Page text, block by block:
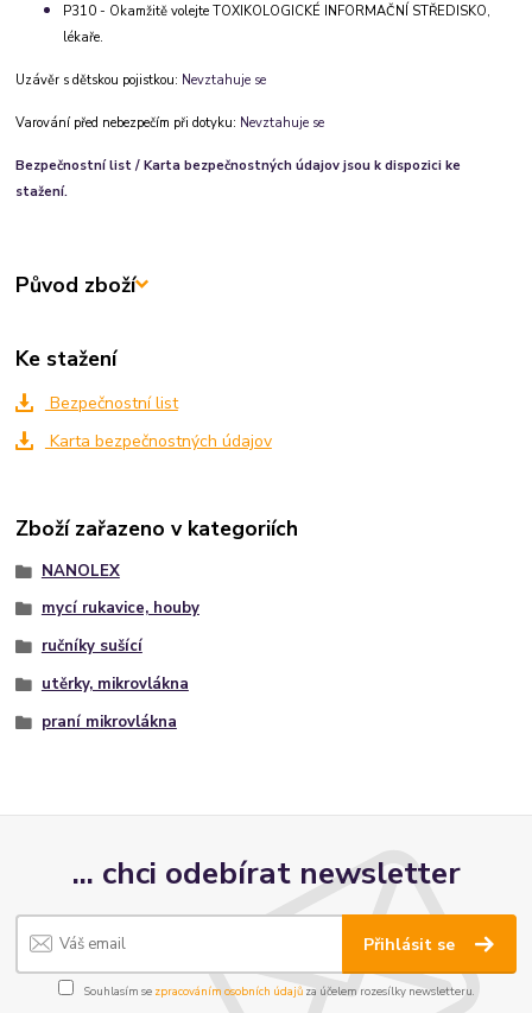
P310 - Okamžitě volejte TOXIKOLOGICKÉ INFORMAČNÍ STŘEDISKO,
lékaře.
Uzávěr s dětskou pojistkou: Nevztahuje se
Varování před nebezpečím při dotyku: Nevztahuje se
Bezpečnostní list / Karta bezpečnostných údajov jsou k dispozici ke
stažení.
Původ zboží
Ke stažení
Bezpečnostní list
Karta bezpečnostných údajov
Zboží zařazeno v kategoriích
NANOLEX
mycí rukavice, houby
ručníky sušící
utěrky, mikrovlákna
praní mikrovlákna
... chci odebírat newsletter
Přihlásit se
Souhlasím se zpracováním osobních údajůza účelem rozesílky newsletteru.